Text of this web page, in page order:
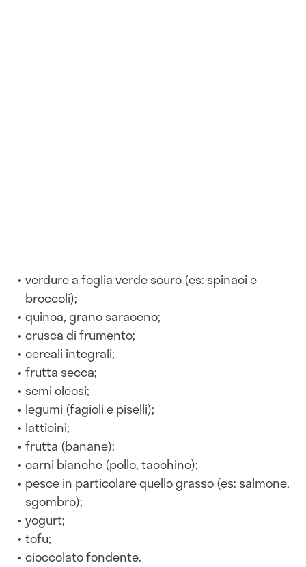
verdure a foglia verde scuro (es: spinaci e
broccoli);
quinoa, grano saraceno;
crusca di frumento;
cereali integrali;
frutta secca;
semi oleosi;
legumi (fagioli e piselli);
latticini;
frutta (banane);
carni bianche (pollo, tacchino);
pesce in particolare quello grasso (es: salmone,
sgombro);
yogurt;
tofu;
cioccolato fondente.